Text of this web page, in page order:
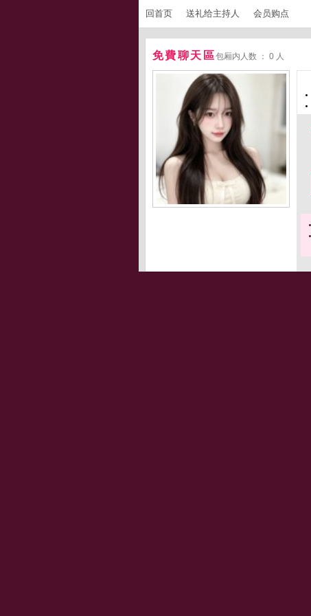
回首页 送礼给主持人 会员购点
免費聊天區包厢内人数 ： 0 人